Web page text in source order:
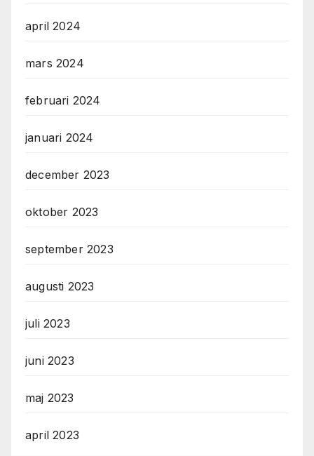
april 2024
mars 2024
februari 2024
januari 2024
december 2023
oktober 2023
september 2023
augusti 2023
juli 2023
juni 2023
maj 2023
april 2023